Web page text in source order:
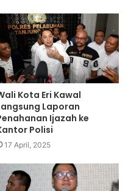
Kota Eri Kawal
Laporan
Ijazah ke
Polisi
17 April, 2025